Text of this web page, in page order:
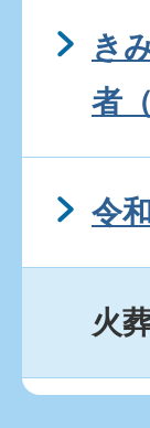
き
者
令
火